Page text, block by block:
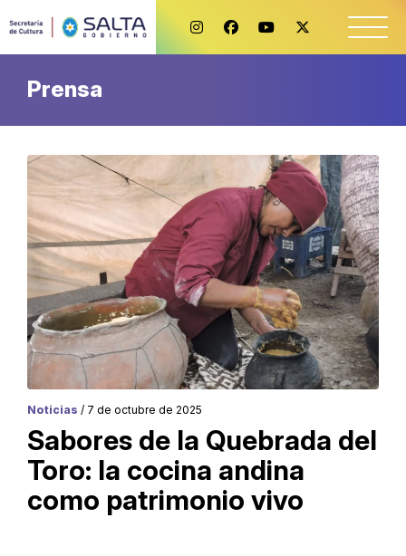
Prensa
Noticias / 7 de octubre de 2025
Sabores de la Quebrada del
Toro: la cocina andina
como patrimonio vivo